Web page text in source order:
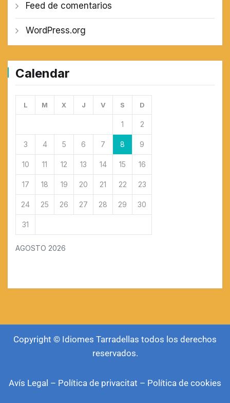
Feed de comentarios
WordPress.org
Calendar
AGOSTO 2026
L M X J V S D
1 2
3 4 5 6 7 8 9
10 11 12 13 14 15 16
17 18 19 20 21 22 23
24 25 26 27 28 29 30
31
Copyright © Idiomes Tarradellas todos los derechos
reservados.
Avís Legal – Política de privacitat – Política de cookies